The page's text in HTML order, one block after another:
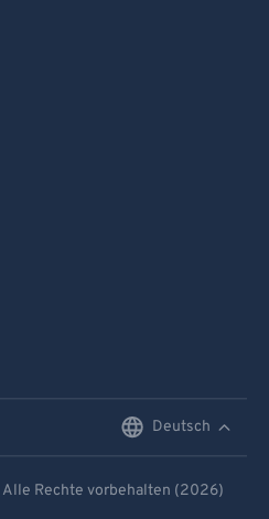
Deutsch
Alle Rechte vorbehalten (2026)